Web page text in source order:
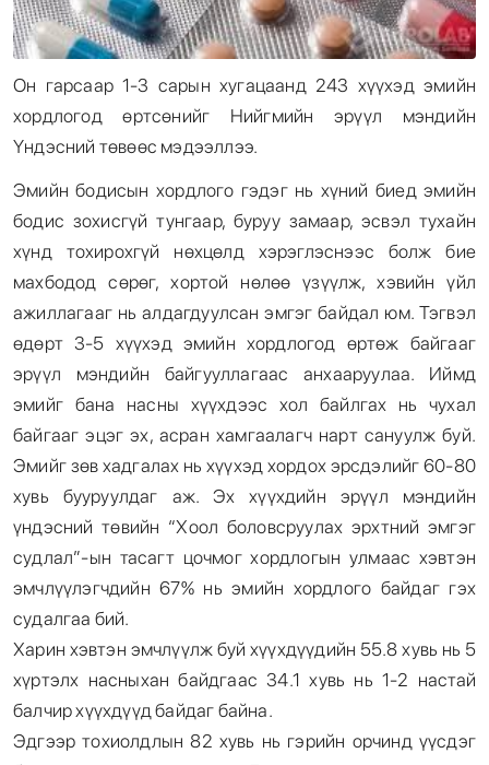
Он гарсаар 1-3 сарын хугацаанд 243 хүүхэд эмийн
хордлогод өртсөнийг Нийгмийн эрүүл мэндийн
Үндэсний төвөөс мэдээллээ.
Эмийн бодисын хордлого гэдэг нь хүний биед эмийн
бодис зохисгүй тунгаар, буруу замаар, эсвэл тухайн
хүнд тохирохгүй нөхцөлд хэрэглэснээс болж бие
махбодод сөрөг, хортой нөлөө үзүүлж, хэвийн үйл
ажиллагааг нь алдагдуулсан эмгэг байдал юм. Тэгвэл
өдөрт 3-5 хүүхэд эмийн хордлогод өртөж байгааг
эрүүл мэндийн байгууллагаас анхааруулаа. Иймд
эмийг бана насны хүүхдээс хол байлгах нь чухал
байгааг эцэг эх, асран хамгаалагч нарт сануулж буй.
Эмийг зөв хадгалах нь хүүхэд хордох эрсдэлийг 60-80
хувь бууруулдаг аж. Эх хүүхдийн эрүүл мэндийн
үндэсний төвийн “Хоол боловсруулах эрхтний эмгэг
судлал”-ын тасагт цочмог хордлогын улмаас хэвтэн
эмчлүүлэгчдийн 67% нь эмийн хордлого байдаг гэх
судалгаа бий.
Харин хэвтэн эмчлүүлж буй хүүхдүүдийн 55.8 хувь нь 5
хүртэлх насныхан байдгаас 34.1 хувь нь 1-2 настай
балчир хүүхдүүд байдаг байна.
Эдгээр тохиолдлын 82 хувь нь гэрийн орчинд үүсдэг